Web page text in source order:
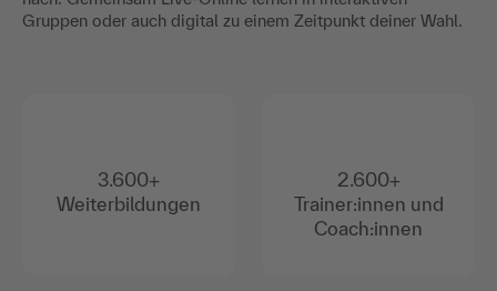
Gruppen oder auch digital zu einem Zeitpunkt deiner Wahl.
3.600+
Weiterbildungen
2.600+
Trainer:innen und
Coach:innen